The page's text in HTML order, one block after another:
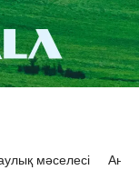
мәселесі Ана